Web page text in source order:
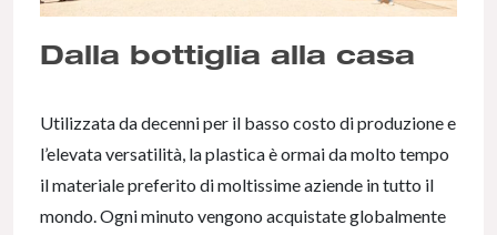
Dalla bottiglia alla casa
Utilizzata da decenni per il basso costo di produzione e
l’elevata versatilità, la plastica è ormai da molto tempo
il materiale preferito di moltissime aziende in tutto il
mondo. Ogni minuto vengono acquistate globalmente